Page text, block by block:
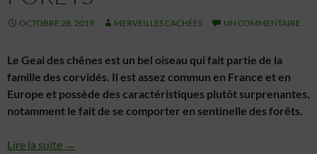
OCTOBRE 28, 2019 MERVEILLES CACHÉES UN COMMENTAIRE
Le Geai des chênes est un bel oiseau qui fait partie de la
famille des corvidés. Il est assez commun en France et en
Europe et possède des caractéristiques plutôt surprenantes,
notamment le fait de se comporter en sentinelle des forêts.
Lire la suite →